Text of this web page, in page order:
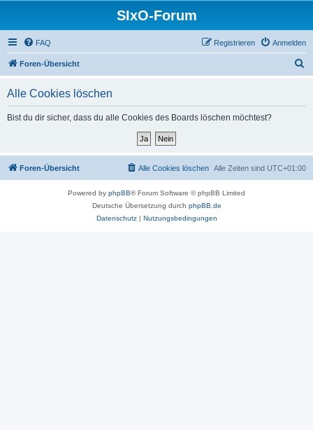
SIxO-Forum
FAQ Anmelden
Registrieren
Foren-Übersicht
Alle Cookies löschen
Bist du dir sicher, dass du alle Cookies des Boards löschen möchtest?
Foren-Übersicht Alle Zeiten sind UTC+01:00
Alle Cookies löschen
Powered by phpBB® Forum Software © phpBB Limited
Deutsche Übersetzung durch phpBB.de
Datenschutz| Nutzungsbedingungen